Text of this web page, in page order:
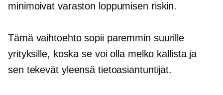
minimoivat varaston loppumisen riskin.
Tämä vaihtoehto sopii paremmin suurille
yrityksille, koska se voi olla melko kallista ja
sen tekevät yleensä tietoasiantuntijat.